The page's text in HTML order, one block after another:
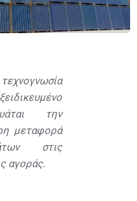
την
μεταφορά
στις
αγοράς.